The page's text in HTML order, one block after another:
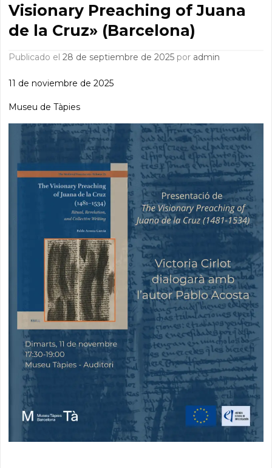
Visionary Preaching of Juana
de la Cruz» (Barcelona)
Publicado el28 de septiembre de 2025 por admin
11 de noviembre de 2025
Museu de Tàpies